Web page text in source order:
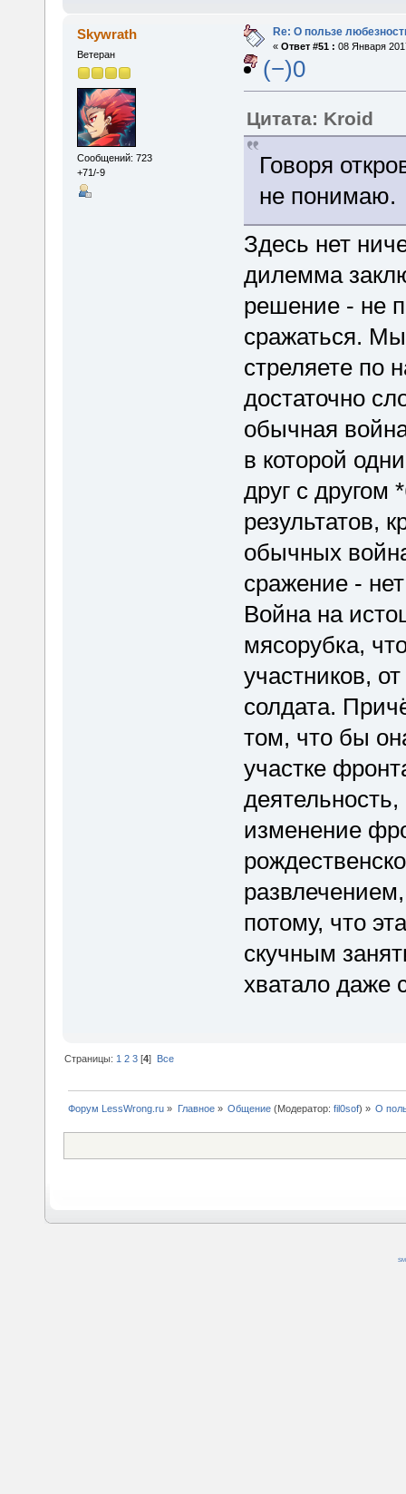
Skywrath
Ветеран
Сообщений: 723
+71/-9
Re: О пользе
« Ответ #51 : 08 Января
(−)0
Цитата: Kroid
Говоря
не понимаю.
Здесь нет
дилемма
решение - не
сражаться.
стреляете по
достаточно
обычная
в которой
друг с другом
результатов,
обычных
сражение -
Война на
мясорубка,
участников,
солдата.
том, что бы
участке
изменение
потому, что
скучным
хватало даже
Страницы:1 2 3 [4] Все
Форум LessWrong.ru » Главное» Общение(Модератор: fil0sof) » О